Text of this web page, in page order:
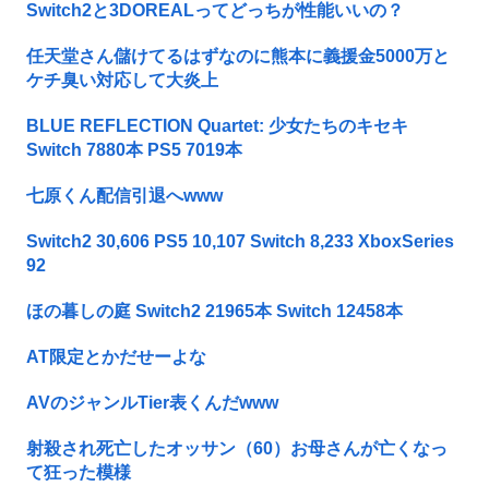
Switch2と3DOREALってどっちが性能いいの？
任天堂さん儲けてるはずなのに熊本に義援金5000万と
ケチ臭い対応して大炎上
BLUE REFLECTION Quartet: 少女たちのキセキ
Switch 7880本 PS5 7019本
七原くん配信引退へwww
Switch2 30,606 PS5 10,107 Switch 8,233 XboxSeries
92
ほの暮しの庭 Switch2 21965本 Switch 12458本
AT限定とかだせーよな
AVのジャンルTier表くんだwww
射殺され死亡したオッサン（60）お母さんが亡くなっ
て狂った模様